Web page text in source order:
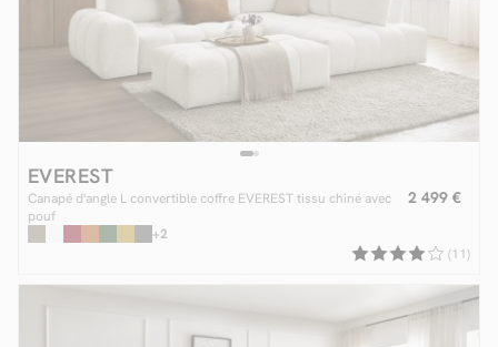
EVEREST
Canapé d'angle L convertible coffre EVEREST tissu chiné avec
pouf
2 499 €
+2
(11)